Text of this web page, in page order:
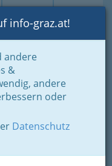
Login Toggle
info-graz.at!
andere
&
andere
oder
Datenschutz
eigenen Haus